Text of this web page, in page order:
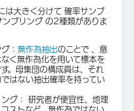
は大きく分けて 確率サンプ
ンプリング の2種類がありま
： 無作為抽出のことで 、意
く無作為化を用いて標本を
。母集団の構成員は、それ
はない抽出確率を持ってい
ング ： 研究者が便宜性、地理